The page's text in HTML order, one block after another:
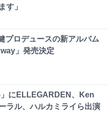
す」
プロデュースの新アルバム
」発売決定
」にELLEGARDEN、Ken
ラル、ハルカミライら出演